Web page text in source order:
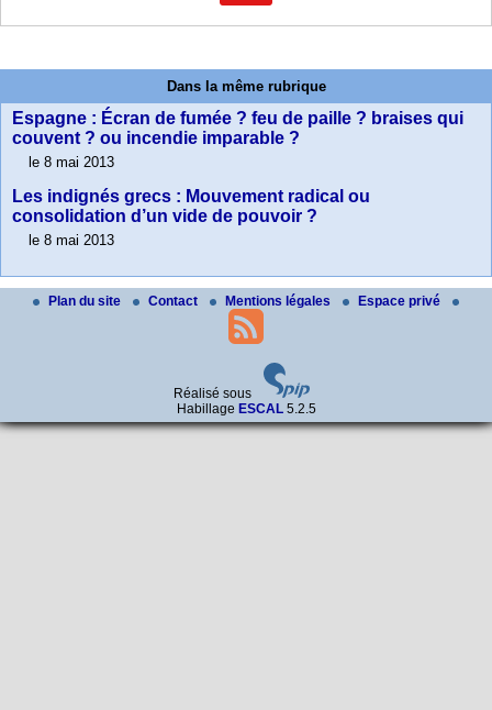
Dans la même rubrique
Espagne : Écran de fumée ? feu de paille ? braises qui
couvent ? ou incendie imparable ?
le 8 mai 2013
Les indignés grecs : Mouvement radical ou
consolidation d’un vide de pouvoir ?
le 8 mai 2013
Plan du site Contact Mentions légales Espace privé
Réalisé sous
Habillage ESCAL5.2.5